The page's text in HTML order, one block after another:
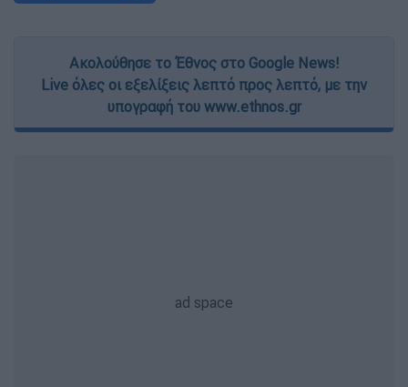
Ακολούθησε το Έθνος στο Google News!
Live όλες οι εξελίξεις λεπτό προς λεπτό, με την
υπογραφή του www.ethnos.gr